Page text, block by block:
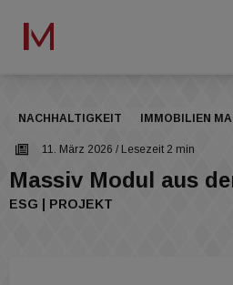
NACHHALTIGKEIT IMMOBILIEN
11. März 2026 / Lesezeit 2 min
Massiv Modul aus
ESG | PROJEKT